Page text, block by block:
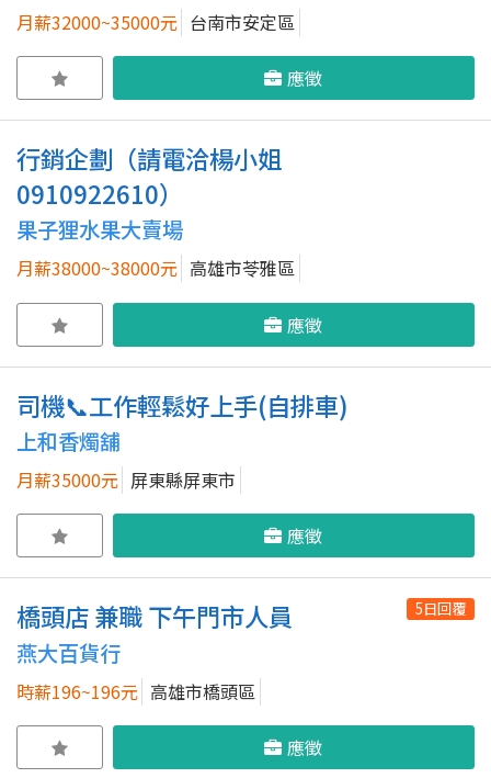
月薪32000~35000元 台南市安定區
應徵
行銷企劃（請電洽楊小姐
0910922610）
果子狸水果大賣場
月薪38000~38000元 高雄市苓雅區
應徵
司機📞工作輕鬆好上手(自排車)
上和香燭舖
月薪35000元 屏東縣屏東市
應徵
橋頭店 兼職 下午門市人員 5日回覆
燕大百貨行
時薪196~196元 高雄市橋頭區
應徵